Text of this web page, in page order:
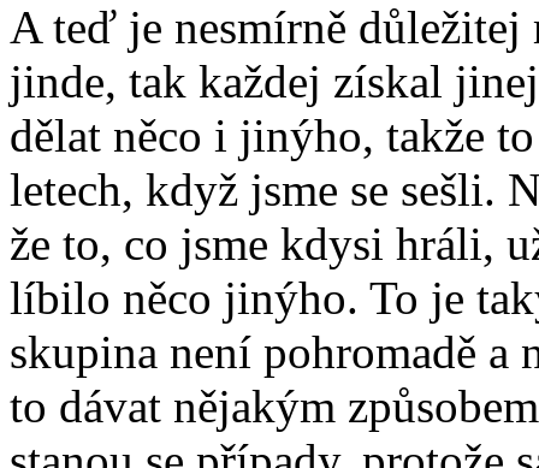
A teď je nesmírně
jinde, tak každej získal
dělat něco i jinýho, takže
letech, když jsme se sešli.
že to, co jsme kdysi hráli,
líbilo něco jinýho. To je
skupina není pohromadě a
to dávat nějakým